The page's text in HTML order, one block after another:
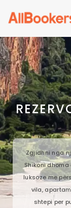
Zgjidhni nga
Shikoni
luksoze me
vila,
shtepi per